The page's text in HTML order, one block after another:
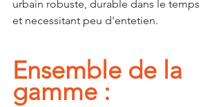
urbain robuste, durable dans le temps
et necessitant peu d'entetien.
Ensemble de la
gamme :